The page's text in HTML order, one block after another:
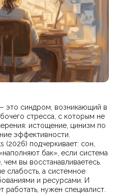
это синдром, возникающий в
стресса, с которым не
истощение, цинизм по
эффективности.
(2026) подчеркивает: сон,
бак», если система
вы восстанавливаетесь.
слабость, а системное
и ресурсами. И
работать, нужен специалист.